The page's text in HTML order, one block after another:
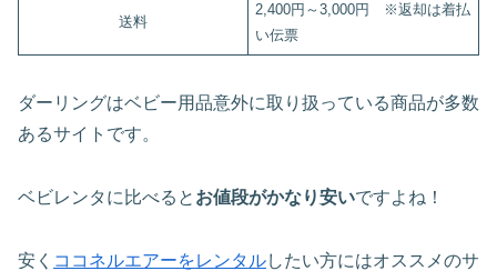
送料
2,400円～3,000円 ※返却は着払
い伝票
ダーリングはベビー用品意外に取り扱っている商品が多数
あるサイトです。
ベビレンタに比べると お値段がかなり安いですよね！
安く ココネルエアーをレンタルしたい方にはオススメのサ